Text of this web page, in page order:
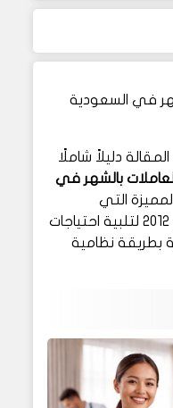
في السعودية
دليلاً شاملًا
بالشهر في
التي
منذ عام 2012 لتلبية احتياجات
بطريقة نظامية